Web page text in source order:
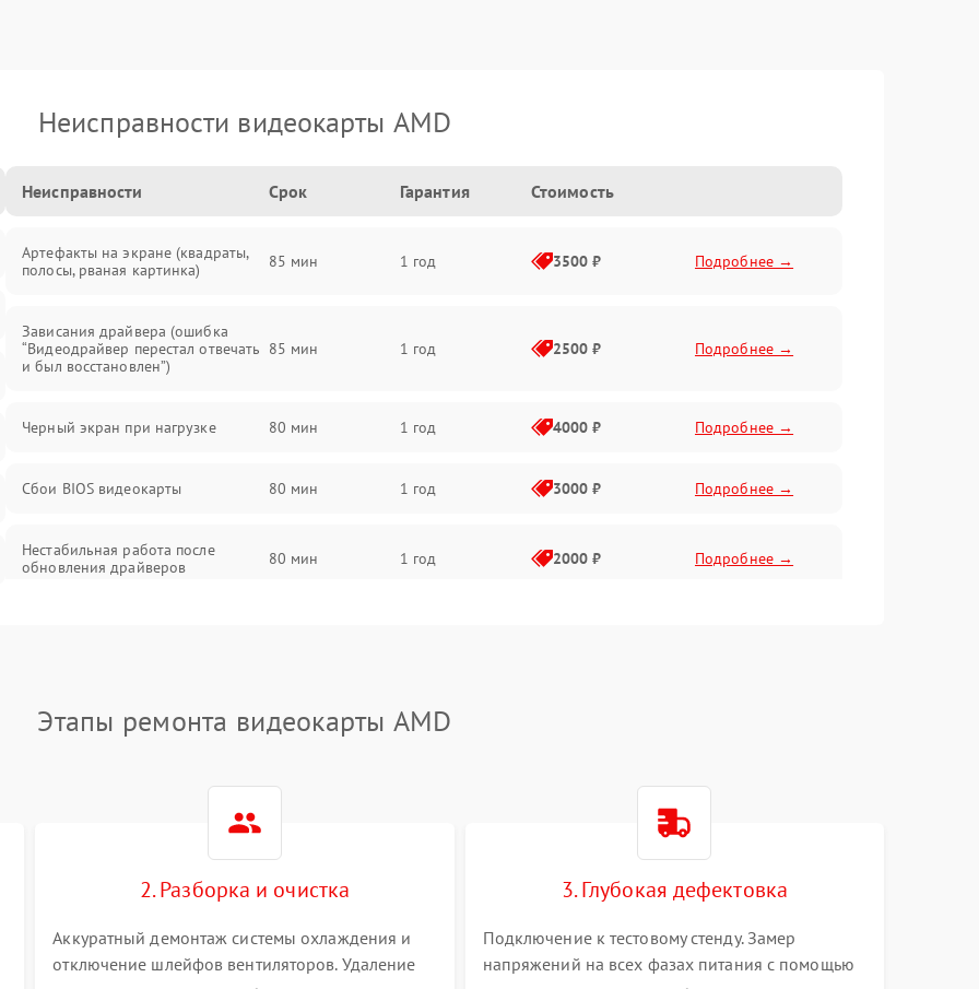
Неисправности видеокарты AMD
Неисправности Срок Гарантия Стоимость
Артефакты на экране (квадраты,
полосы, рваная картинка)
85 мин 1 год 3500 ₽ Подробнее →
Зависания драйвера (ошибка
“Видеодрайвер перестал отвечать
и был восстановлен”)
85 мин 1 год 2500 ₽ Подробнее →
Черный экран при нагрузке 80 мин 1 год 4000 ₽ Подробнее →
Сбои BIOS видеокарты 80 мин 1 год 3000 ₽ Подробнее →
Нестабильная работа после
обновления драйверов
80 мин 1 год 2000 ₽ Подробнее →
Этапы ремонта видеокарты AMD
2. Разборка и очистка
Аккуратный демонтаж системы охлаждения и
отключение шлейфов вентиляторов. Удаление
3. Глубокая дефектовка
Подключение к тестовому стенду. Замер
напряжений на всех фазах питания с помощью